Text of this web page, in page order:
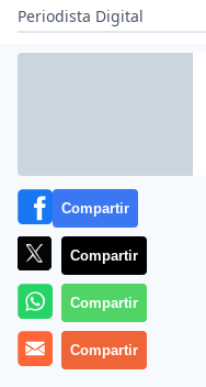
Periodista Digital
Archivado en: DESTINOS
Compartir
Compartir
Compartir
Compartir